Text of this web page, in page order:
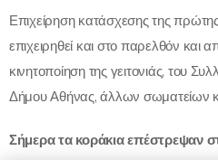
Επιχείρηση κατάσχεσης της πρώτης
επιχειρηθεί και στο παρελθόν και
κινητοποίηση της γειτονιάς, του
Δήμου Αθήνας, άλλων σωματείων
Σήμερα τα κοράκια επέστρεψαν